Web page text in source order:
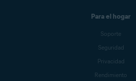
Para el hogar
Soporte
Seguridad
Privacidad
Rendimiento